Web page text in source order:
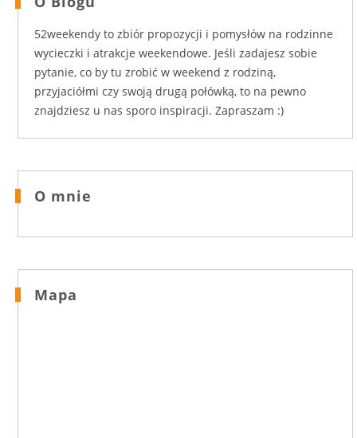
52weekendy to zbiór propozycji i pomysłów na rodzinne
wycieczki i atrakcje weekendowe. Jeśli zadajesz sobie
pytanie, co by tu zrobić w weekend z rodziną,
przyjaciółmi czy swoją drugą połówką, to na pewno
znajdziesz u nas sporo inspiracji. Zapraszam :)
O mnie
Mapa